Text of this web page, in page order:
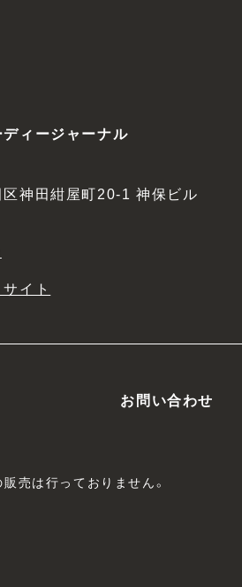
ィージャーナル
神田紺屋町20-1 神保ビル
イト
お問い合わせ
売は行っておりません。